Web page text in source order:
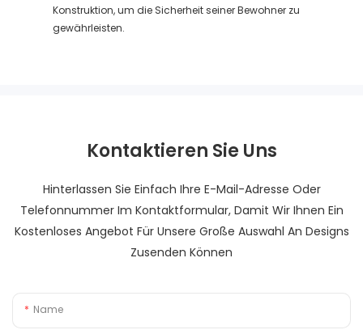
Konstruktion, um die Sicherheit seiner Bewohner zu
gewährleisten.
Kontaktieren Sie Uns
Hinterlassen Sie Einfach Ihre E-Mail-Adresse Oder
Telefonnummer Im Kontaktformular, Damit Wir Ihnen Ein
Kostenloses Angebot Für Unsere Große Auswahl An Designs
Zusenden Können
Name